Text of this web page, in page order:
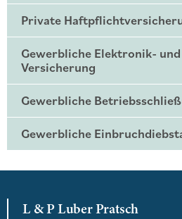
Private
Gewerbliche Elektronik- und
Versicherung
Gewerbliche
Gewerbliche
L & P Luber Pratsch